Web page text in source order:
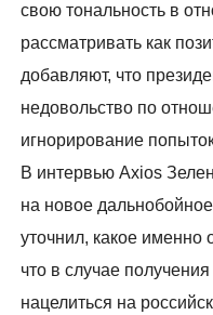
свою тональность в
рассматривать как
добавляют, что
недовольство по
игнорирование
В интервью Axios
на новое
уточнил, какое именно
что в случае получения
нацелиться на